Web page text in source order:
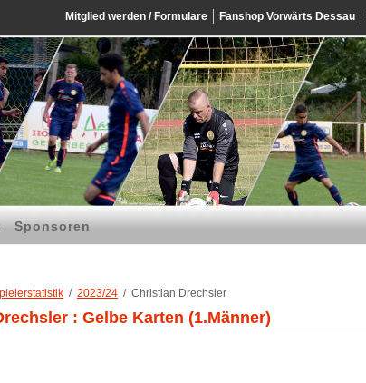
Mitglied werden / Formulare Fanshop Vorwärts Dessau
Sponsoren
2023/24 Christian Drechsler
: Gelbe Karten (1.Männer)